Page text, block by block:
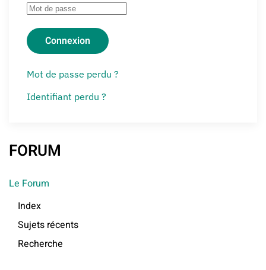
Connexion
Mot de passe perdu ?
Identifiant perdu ?
FORUM
Le Forum
Index
Sujets récents
Recherche